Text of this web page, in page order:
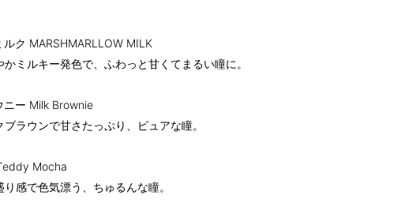
ク MARSHMARLLOW MILK
ミルキー発色で、ふわっと甘くてまるい瞳に。
ー Milk Brownie
ラウンで甘さたっぷり、ピュアな瞳。
Mocha
り感で色気漂う、ちゅるんな瞳。